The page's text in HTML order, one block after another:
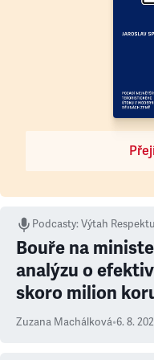
Podcasty:Výtah Respektu
Bouře na
analýzu o
skoro milion
Zuzana Machálková•6. 8.